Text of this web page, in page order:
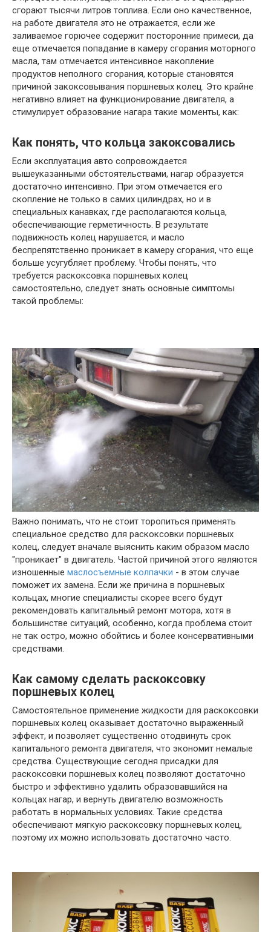
сгорают тысячи литров топлива. Если оно качественное,
на работе двигателя это не отражается, если же
заливаемое горючее содержит посторонние примеси, да
еще отмечается попадание в камеру сгорания моторного
масла, там отмечается интенсивное накопление
продуктов неполного сгорания, которые становятся
причиной закоксовывания поршневых колец. Это крайне
негативно влияет на функционирование двигателя, а
стимулирует образование нагара такие моменты, как:
Как понять, что кольца закоксовались
Если эксплуатация авто сопровождается
вышеуказанными обстоятельствами, нагар образуется
достаточно интенсивно. При этом отмечается его
скопление не только в самих цилиндрах, но и в
специальных канавках, где располагаются кольца,
обеспечивающие герметичность. В результате
подвижность колец нарушается, и масло
беспрепятственно проникает в камеру сгорания, что еще
больше усугубляет проблему. Чтобы понять, что
требуется раскоксовка поршневых колец
самостоятельно, следует знать основные симптомы
такой проблемы:
Важно понимать, что не стоит торопиться применять
специальное средство для раскоксовки поршневых
колец, следует вначале выяснить каким образом масло
"проникает" в двигатель. Частой причиной этого являются
изношенные маслосъемные колпачки - в этом случае
поможет их замена. Если же причина в поршневых
кольцах, многие специалисты скорее всего будут
рекомендовать капитальный ремонт мотора, хотя в
большинстве ситуаций, особенно, когда проблема стоит
не так остро, можно обойтись и более консервативными
средствами.
Как самому сделать раскоксовку
поршневых колец
Самостоятельное применение жидкости для раскоксовки
поршневых колец оказывает достаточно выраженный
эффект, и позволяет существенно отодвинуть срок
капитального ремонта двигателя, что экономит немалые
средства. Существующие сегодня присадки для
раскоксовки поршневых колец позволяют достаточно
быстро и эффективно удалить образовавшийся на
кольцах нагар, и вернуть двигателю возможность
работать в нормальных условиях. Такие средства
обеспечивают мягкую раскоксовку поршневых колец,
поэтому их можно использовать достаточно часто.